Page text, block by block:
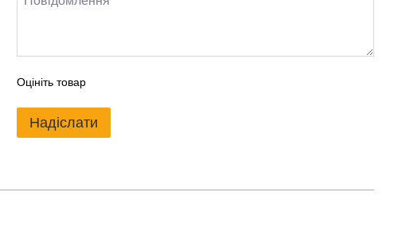
Оцініть товар
Надіслати